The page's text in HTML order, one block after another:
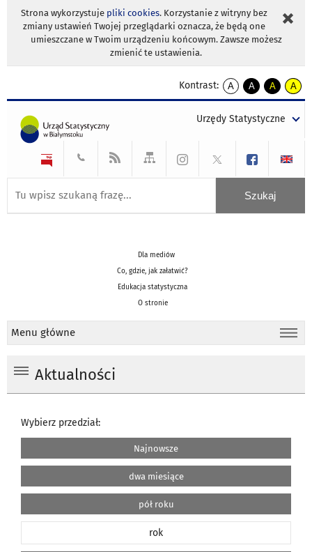
Strona wykorzystuje pliki cookies. Korzystanie z witryny bez
zmiany ustawień Twojej przeglądarki oznacza, że będą one
umieszczane w Twoim urządzeniu końcowym. Zawsze możesz
zmienić te ustawienia.
Kontrast:
A
kontrast
A
kontrast
tekst
czarnym
A
kontrast
tekst
czarnym
A
tekst
żółtym
Urzędy Statystyczne
Dla mediów
Co, gdzie, jak załatwić?
Edukacja statystyczna
O stronie
Menu główne
Aktualności
Wybierz przedział:
Najnowsze
dwa miesiące
pół roku
rok